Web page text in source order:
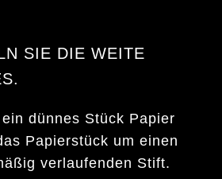
SIE DIE WEITE
dünnes Stück Papier
Papierstück um einen
verlaufenden Stift.